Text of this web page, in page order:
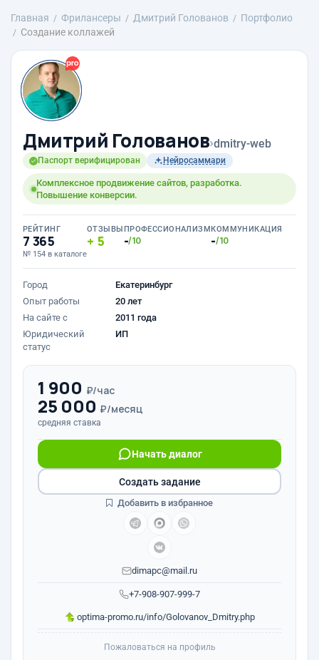
Главная Фрилансеры Дмитрий Голованов
Портфолио
Создание коллажей
Дмитрий Голованов›dmitry-web
Паспорт верифицирован Нейросаммари
Комплексное продвижение сайтов, разработка.
Повышение конверсии.
РЕЙТИНГ
7 365
№ 154 в каталоге
ОТЗЫВЫ
5
ПРОФЕССИОНАЛИЗМ
-/10
КОММУНИКАЦИЯ
-/10
Город
Екатеринбург
Опыт работы
20 лет
На сайте с
2011 года
Юридический
статус
ИП
1 900 ₽/час
25 000 ₽/месяц
средняя ставка
+7-908-907-999-7
Начать диалог
dimapc@mail.ru
optima-promo.ru/info/Golovanov_Dmitry.php
Создать задание
Добавить в избранное
Пожаловаться на профиль